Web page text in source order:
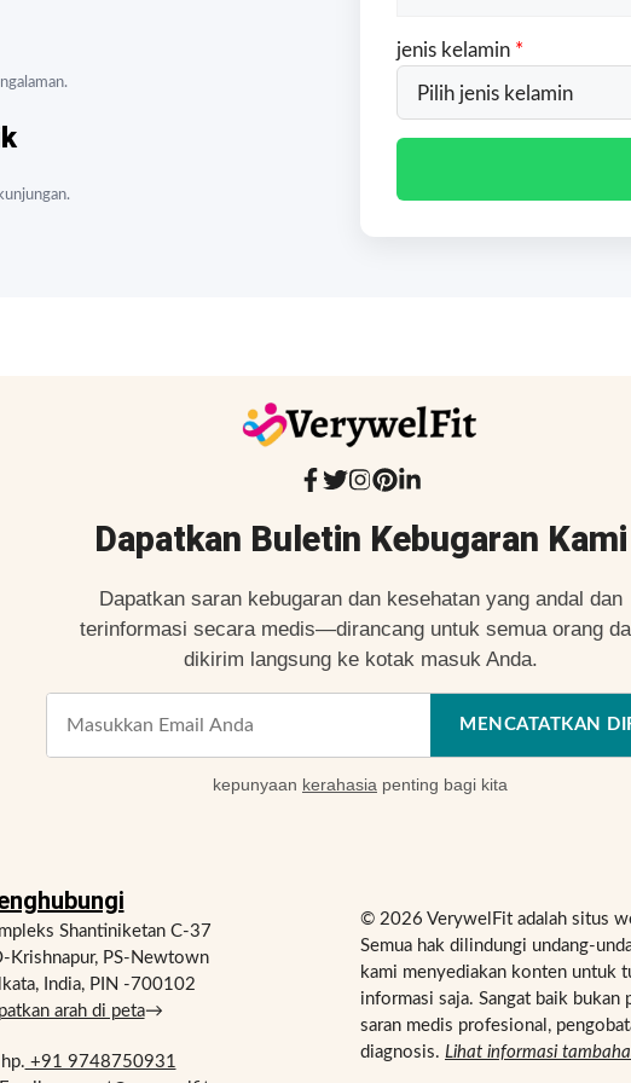
jenis kelamin *
Dapatkan Buletin Kebugaran Kami
Dapatkan saran kebugaran dan kesehatan yang andal dan
terinformasi secara medis—dirancang untuk semua orang
dikirim langsung ke kotak masuk Anda.
MENCATATKAN
kepunyaan kerahasia penting bagi kita
Shantiniketan C-37
Krishnapur, PS-Newtown
India, PIN -700102
arah di peta→
+91 9748750931
© 2026 VerywelFit adalah situs
Semua hak dilindungi undang-
kami menyediakan konten untuk
informasi saja. Sangat baik bukan
saran medis profesional,
diagnosis. Lihat informasi